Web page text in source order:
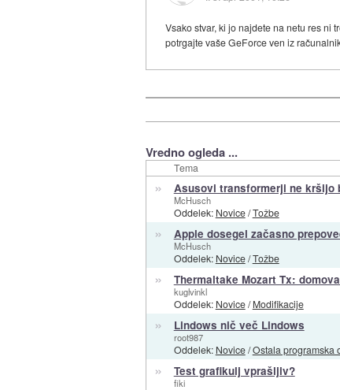
Vsako stvar, ki jo najdete na netu res ni
potrgajte vaše GeForce ven iz
Vredno ogleda ...
Tema
» Asusovi transformerji ne kršijo
McHusch
Oddelek: Novice/Tožbe
» Apple dosegel začasno
McHusch
Oddelek: Novice/Tožbe
» Thermaltake Mozart Tx:
kuglvinkl
Oddelek: Novice/Modifikacije
» Lindows nič več Lindows
root987
Oddelek: Novice/Ostala programska
» Test grafikulj vprašljiv?
fiki